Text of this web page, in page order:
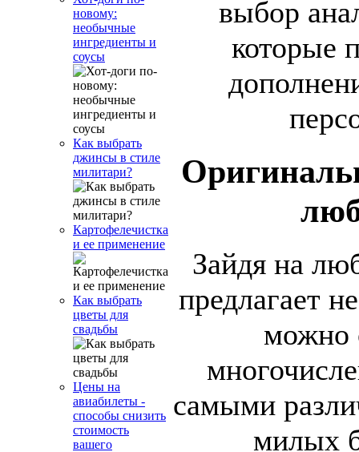
новому:
необычные
ингредиенты и
соусы
Как выбрать
джинсы в стиле
милитари?
Картофелечистка
и ее применение
Как выбрать
цветы для
свадьбы
Цены на
авиабилеты -
способы снизить
стоимость
вашего
выбор
которые
Зайдя на
предлагает
можно
самыми
милых